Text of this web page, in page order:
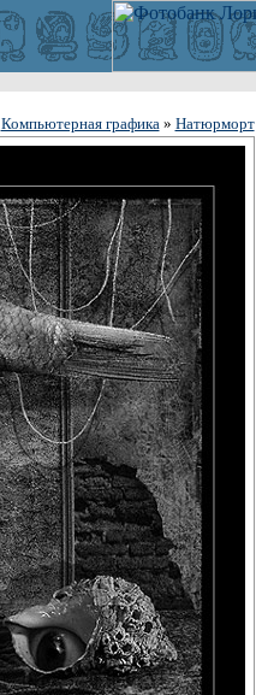
Компьютерная графика» Натюрморт